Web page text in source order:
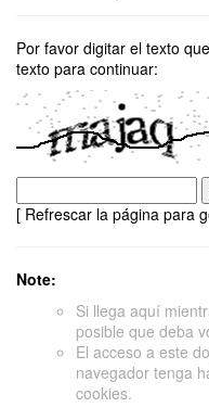
Por favor digitar el texto
texto para continuar:
[ Refrescar la página para
Note:
Si llega aquí
posible que deba
El acceso a este
navegador tenga
cookies.